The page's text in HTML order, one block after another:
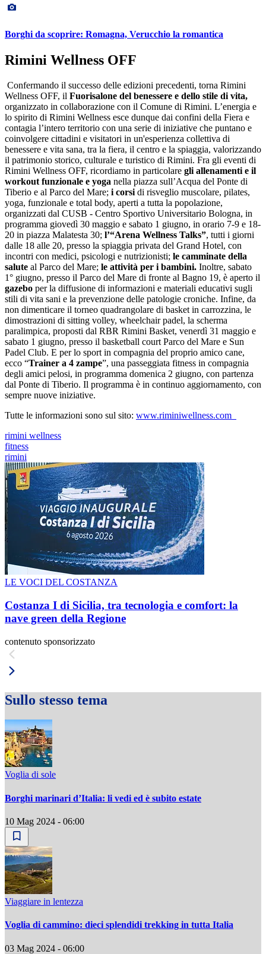
Borghi da scoprire: Romagna, Verucchio la romantica
Rimini Wellness OFF
Confermando il successo delle edizioni precedenti, torna Rimini
Wellness OFF, il Fuorisalone del benessere e dello stile di vita,
organizzato in collaborazione con il Comune di Rimini. L’energia e
lo spirito di Rimini Wellness esce dunque dai confini della Fiera e
contagia l’intero territorio con una serie di iniziative che puntano e
coinvolgere cittadini e visitatori in un'esperienza collettiva di
benessere e vita sana, tra la fiera, il centro e la spiaggia, valorizzando
il patrimonio storico, culturale e turistico di Rimini. Fra gli eventi di
Rimini Wellness OFF, ricordiamo in particolare gli allenamenti e il
workout funzionale e yoga nella piazza sull’Acqua del Ponte di
Tiberio e al Parco del Mare; i corsi di risveglio muscolare, pilates,
yoga, funzionale e total body, aperti a tutta la popolazione,
organizzati dal CUSB - Centro Sportivo Universitario Bologna, in
programma giovedì 30 maggio e sabato 1 giugno, in orario 7-9 e 18-
20 in piazza Malatesta 30; l’“Arena Wellness Talks”, tutti i giorni
dalle 18 alle 20, presso la spiaggia privata del Grand Hotel, con
incontri con medici, psicologi e nutrizionisti; le camminate della
salute al Parco del Mare; le attività per i bambini. Inoltre, sabato
1° giugno, presso il Parco del Mare di fronte al Bagno 19, è aperto il
gazebo per la diffusione di informazioni e materiali educativi sugli
stili di vita sani e la prevenzione delle patologie croniche. Infine, da
non dimenticare il torneo quadrangolare di basket in carrozzina, le
dimostrazioni di sitting volley, wheelchair padel, la scherma
paralimpica, proposti dal RBR Rimini Basket, venerdì 31 maggio e
sabato 1 giugno, presso il basketball court Parco del Mare e Sun
Padel Club. E per lo sport in compagnia del proprio amico cane,
ecco “Trainer a 4 zampe”, una passeggiata fitness in compagnia
degli amici pelosi, in programma domenica 2 giugno, con partenza
dal Ponte di Tiberio. Il programma è in continuo aggiornamento, con
sempre nuove iniziative.
Tutte le informazioni sono sul sito: www.riminiwellness.com
rimini wellness
fitness
rimini
LE VOCI DEL COSTANZA
Costanza I di Sicilia, tra tecnologia e comfort: la
nave green della Regione
contenuto sponsorizzato
Sullo stesso tema
Voglia di sole
Borghi marinari d’Italia: li vedi ed è subito estate
10 Mag 2024 - 06:00
Viaggiare in lentezza
Voglia di cammino: dieci splendidi trekking in tutta Italia
03 Mag 2024 - 06:00